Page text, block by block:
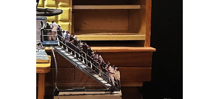
listopada 2024
53.00 zł 26.50 zł
E-BOOK DO KOSZYKA